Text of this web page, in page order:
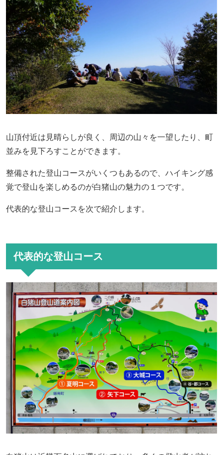
山頂付近は見晴らしが良く、周辺の山々を一望したり、町
並みを見下ろすことができます。
整備された登山コースがいくつもあるので、ハイキング感
覚で登山を楽しめるのが白猪山の魅力の１つです。
代表的な登山コースを次で紹介します。
代表的な登山コース